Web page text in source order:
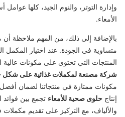
وإدارة التوتر، والنوم الجيد، كلها
الأمعاء.
بالإضافة إلى ذلك، من المهم ملاحظة
متساوية في الجودة. عند اختيار المكمل
المنتجات التي تحتوي على مكونات عالية
شركة مصنعة لمكملات غذائية على شكل
مكونات ممتازة في منتجاتنا لضمان
إنتاج حلوى صحية للأمعاء تجمع بين فوائد
والألياف، مع التركيز على تقديم